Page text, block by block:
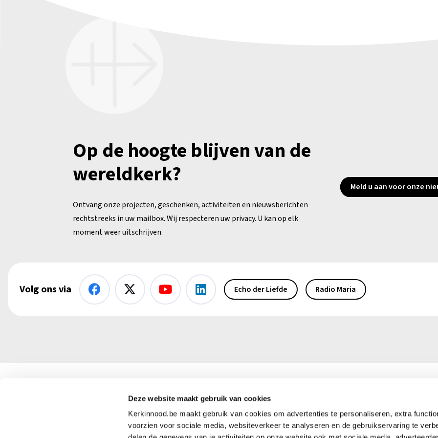
Deze website maakt gebruik van cookies
Kerkinnood.be maakt gebruik van cookies om advertenties te personaliseren, extra
voorzien voor sociale media, websiteverkeer te analyseren en de gebruikservaring te
Op de hoogte blijven van de
wereldkerk?
Ontvang onze projecten, geschenken, activiteiten en nieuwsberichten
rechtstreeks in uw mailbox. Wij respecteren uw privacy. U kan op elk
moment weer uitschrijven.
Meld u aan voor onze
Volg ons via Echo der Liefde Radio Maria
+32 (0)16 39 50 50
info@kerkinnood.be
Heeft u vragen of
er voor u!